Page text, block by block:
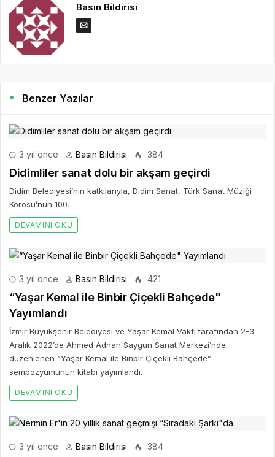
Basın Bildirisi
Benzer Yazılar
3 yıl önce Basın Bildirisi 384
Didimliler sanat dolu bir akşam geçirdi
Didim Belediyesi’nin katkılarıyla, Didim Sanat, Türk Sanat Müziği
Korosu’nun 100.
DEVAMINI OKU
3 yıl önce Basın Bildirisi 421
“Yaşar Kemal ile Binbir Çiçekli Bahçede"
Yayımlandı
İzmir Büyükşehir Belediyesi ve Yaşar Kemal Vakfı tarafından 2-3
Aralık 2022’de Ahmed Adnan Saygun Sanat Merkezi’nde
düzenlenen “Yaşar Kemal ile Binbir Çiçekli Bahçede”
sempozyumunun kitabı yayımlandı.
DEVAMINI OKU
3 yıl önce Basın Bildirisi 384